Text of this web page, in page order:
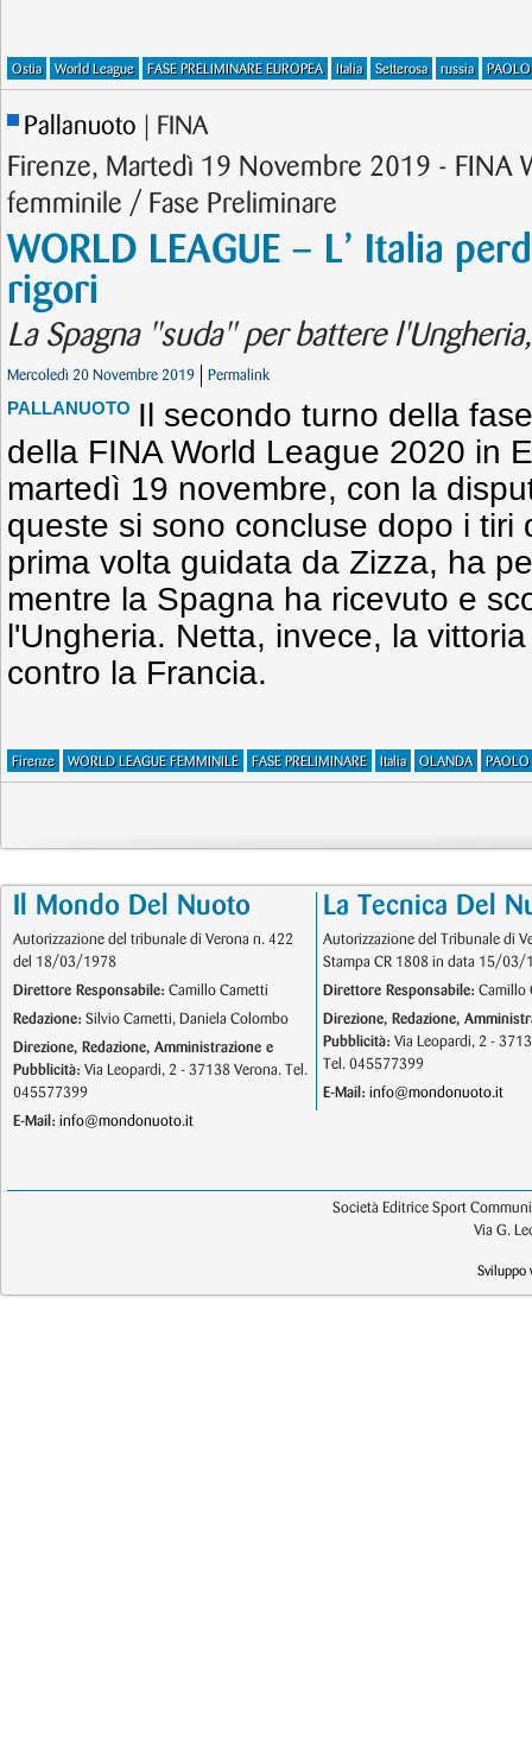
Ostia World League FASE PRELIMINARE EUROPEA Italia Setterosa russia
Pallanuoto | FINA
Firenze, Martedì 19 Novembre 2019 - FINA
femminile / Fase Preliminare
WORLD LEAGUE – L’ Italia
rigori
La Spagna "suda" per battere
Mercoledì 20 Novembre 2019 Permalink
PALLANUOTO Il secondo turno della
della FINA World League 2020 in
martedì 19 novembre, con la
queste si sono concluse dopo i tiri
prima volta guidata da Zizza, ha
mentre la Spagna ha ricevuto e
l'Ungheria. Netta, invece, la
contro la Francia.
Firenze WORLD LEAGUE FEMMINILE FASE PRELIMINARE Italia OLANDA PAOLO
Il Mondo Del Nuoto
Autorizzazione del tribunale di Verona n. 422
del 18/03/1978
Direttore Responsabile: Camillo Cametti
Redazione: Silvio Cametti, Daniela Colombo
Direzione, Redazione, Amministrazione e
Pubblicità: Via Leopardi, 2 - 37138 Verona. Tel.
045577399
E-Mail: info@mondonuoto.it
La Tecnica Del
Autorizzazione del Tribunale di
Stampa CR 1808 in data 15/03/
Direttore Responsabile: Camillo
Direzione, Redazione,
Pubblicità: Via Leopardi, 2 -
Tel. 045577399
E-Mail: info@mondonuoto.it
Società Editrice Sport
Via G.
Sviluppo